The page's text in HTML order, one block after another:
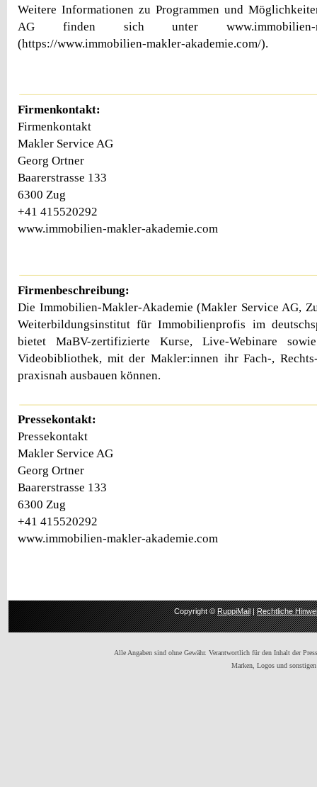
Weitere Informationen zu Programmen und
AG finden sich unter www.immobilien-
(https://www.immobilien-makler-akademie.com/).
Firmenkontakt:
Firmenkontakt
Makler Service AG
Georg Ortner
Baarerstrasse 133
6300 Zug
+41 415520292
www.immobilien-makler-akademie.com
Firmenbeschreibung:
Die Immobilien-Makler-Akademie (Makler Service AG,
Weiterbildungsinstitut für Immobilienprofis im
bietet MaBV-zertifizierte Kurse, Live-Webinare
Videobibliothek, mit der Makler:innen ihr Fach-,
praxisnah ausbauen können.
Pressekontakt:
Pressekontakt
Makler Service AG
Georg Ortner
Baarerstrasse 133
6300 Zug
+41 415520292
www.immobilien-makler-akademie.com
Copyright ©RuppiMail|Rechtliche
Alle Angaben sind ohne Gewähr. Verantwortlich für den Inhalt der
Marken, Logos und